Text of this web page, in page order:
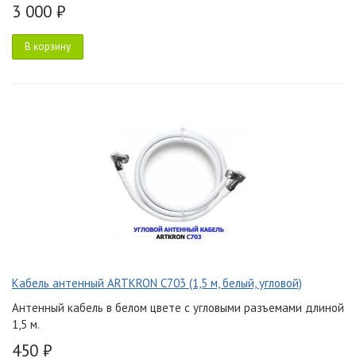
3 000 ₽
В корзину
Кабель антенный ARTKRON C703 (1,5 м, белый, угловой)
Антенный кабель в белом цвете с угловыми разъемами длиной
1,5 м.
450 ₽